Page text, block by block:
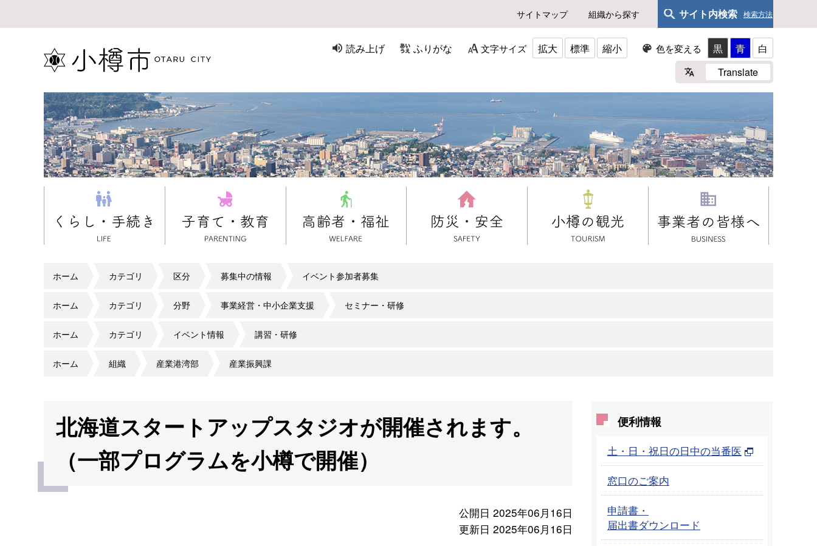
サイトマップ 組織から探す サイト内検索 検索方法
読み上げ ふりがな 文字サイズ 拡大 標準 縮小 色を変える 黒 青
白
Translate
ホーム カテゴリ 区分 募集中の情報 イベント参加者募集
ホーム カテゴリ 分野 事業経営・中小企業支援 セミナー・研修
ホーム カテゴリ イベント情報 講習・研修
ホーム 組織 産業港湾部 産業振興課
北海道スタートアップスタジオが開催されます。
（一部プログラムを小樽で開催）
公開日 2025年06月16日
更新日 2025年06月16日
便利情報
土・日・祝日の日中の当番医
窓口のご案内
申請書・
届出書ダウンロード